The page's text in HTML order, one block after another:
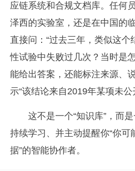
应链系统和合规文档库。任
泽西的实验室，还是在中国
直接问：“过去三年，类似这个
性试验中失败过几次？当时是
能给出答案，还能标注来源、
示“该结论来自2019年某项未公
这不是一个“知识库”，而
持续学习、并主动提醒你“你可
据”的智能协作者。